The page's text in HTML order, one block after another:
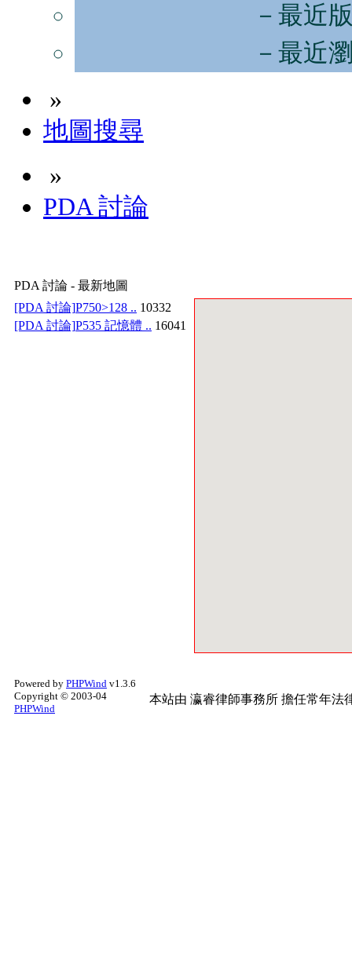
－最近
－最近
»
地圖搜尋
»
PDA 討論
PDA 討論 - 最新地圖
[PDA 討論]P750>128 .. 10332
[PDA 討論]P535 記憶體 .. 16041
Powered by PHPWind v1.3.6
Copyright © 2003-04
PHPWind
本站由 瀛睿律師事務所 擔任常年法